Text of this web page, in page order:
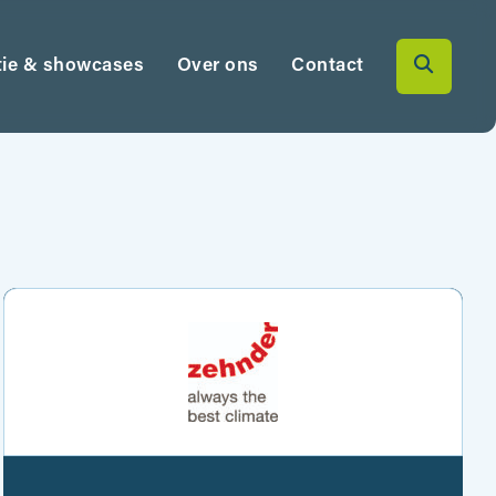
& showcases Over ons Contact